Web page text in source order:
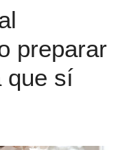
preparar
que sí